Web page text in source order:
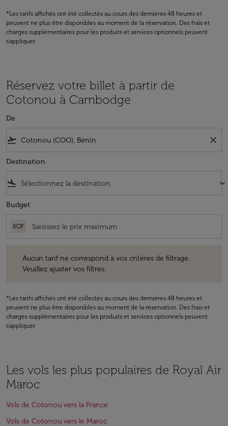
*Les tarifs affichés ont été collectés au cours des dernières 48 heures et
peuvent ne plus être disponibles au moment de la réservation. Des frais et
charges supplémentaires pour les produits et services optionnels peuvent
s'appliquer.
Réservez votre billet à partir de
Cotonou à Cambodge
De
flight_takeoff close
Destination
flight_land keyboard_arrow_down
Budget
XOF
Aucun tarif ne correspond à vos critères de filtrage.
Veuillez ajuster vos filtres.
*Les tarifs affichés ont été collectés au cours des dernières 48 heures et
peuvent ne plus être disponibles au moment de la réservation. Des frais et
charges supplémentaires pour les produits et services optionnels peuvent
s'appliquer.
Les vols les plus populaires de Royal Air
Maroc
Vols de Cotonou vers la France
Vols de Cotonou vers le Maroc